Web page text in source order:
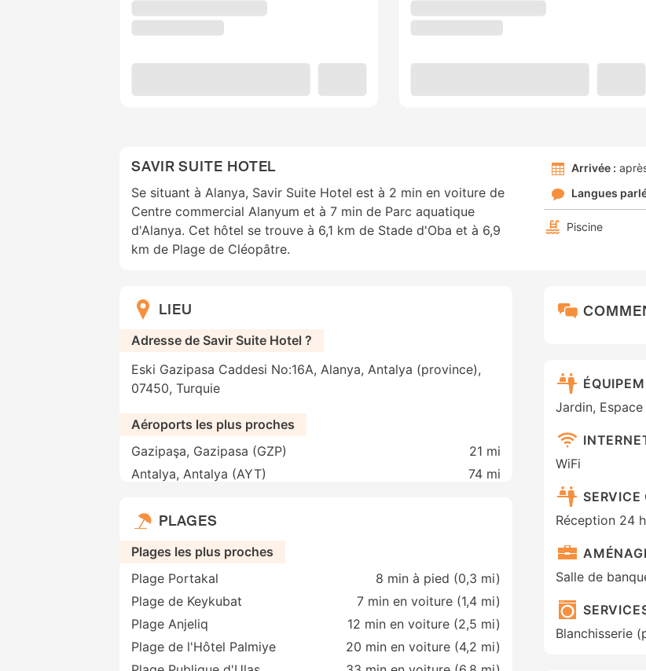
SAVIR SUITE HOTEL
Se situant à Alanya, Savir Suite Hotel est à 2 min en voiture de
Centre commercial Alanyum et à 7 min de Parc aquatique
d'Alanya. Cet hôtel se trouve à 6,1 km de Stade d'Oba et à 6,9
km de Plage de Cléopâtre.
Arrivée :
Langues
Piscine
LIEU
Adresse de Savir Suite Hotel ?
Eski Gazipasa Caddesi No:16A, Alanya, Antalya (province),
07450, Turquie
Aéroports les plus proches
Gazipaşa, Gazipasa (GZP)
21 mi
Antalya, Antalya (AYT)
74 mi
PLAGES
Plages les plus proches
Plage Portakal
8 min à pied (0,3 mi)
Plage de Keykubat
7 min en voiture (1,4 mi)
Plage Anjeliq
12 min en voiture (2,5 mi)
Plage de l'Hôtel Palmiye
20 min en voiture (4,2 mi)
Jardin,
WiFi
SERVICE
Réception 24
Salle de
Blanchisserie